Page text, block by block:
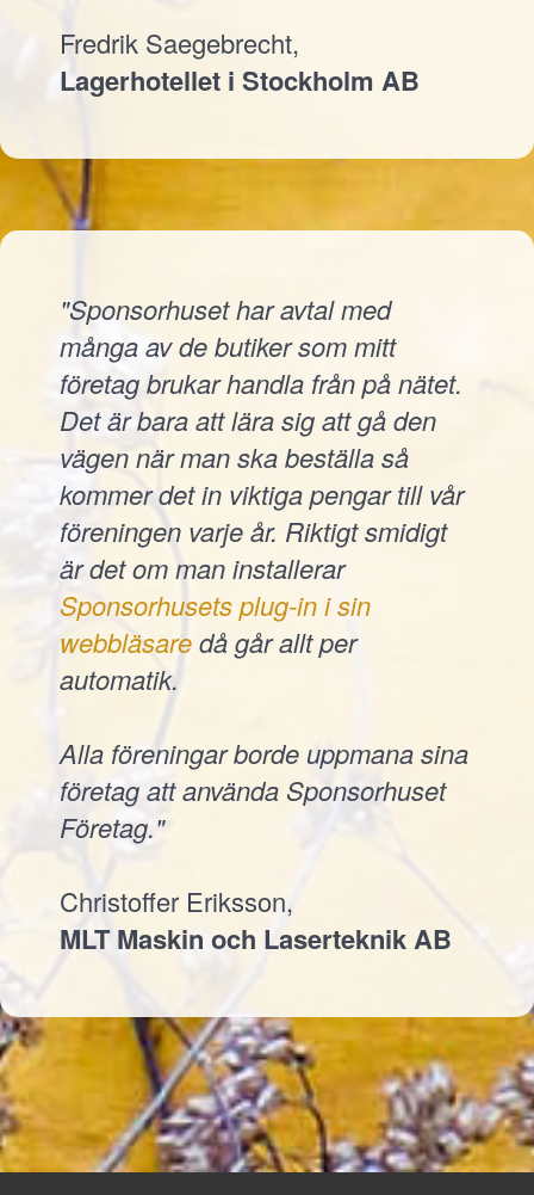
Fredrik Saegebrecht,
Lagerhotellet i Stockholm AB
"Sponsorhuset har avtal med
många av de butiker som mitt
företag brukar handla från på nätet.
Det är bara att lära sig att gå den
vägen när man ska beställa så
kommer det in viktiga pengar till vår
föreningen varje år. Riktigt smidigt
är det om man installerar
Sponsorhusets plug-in i sin
webbläsaredå går allt per
automatik.
Alla föreningar borde uppmana sina
företag att använda Sponsorhuset
Företag."
Christoffer Eriksson,
MLT Maskin och Laserteknik AB